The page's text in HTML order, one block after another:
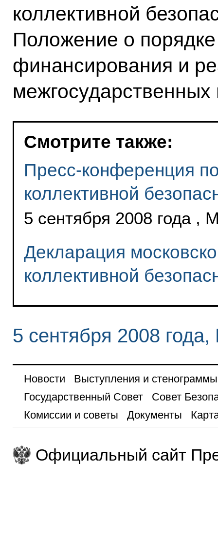
коллективной
Положение о порядке
финансирования и
Смотрите также:
Пресс-конференция
коллективной
5 сентября 2008 года ,
Декларация
коллективной
5 сентября 2008
Новости
Выступления и стенограммы
Государственный Совет
Совет
Комиссии и советы
Документы
Официальный сайт